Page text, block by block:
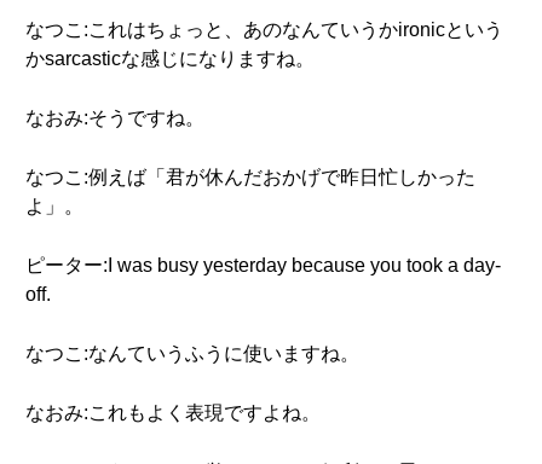
なつこ:これはちょっと、あのなんていうかironicという
かsarcasticな感じになりますね。
なおみ:そうですね。
なつこ:例えば「君が休んだおかげで昨日忙しかった
よ」。
ピーター:I was busy yesterday because you took a day-
off.
なつこ:なんていうふうに使いますね。
なおみ:これもよく表現ですよね。